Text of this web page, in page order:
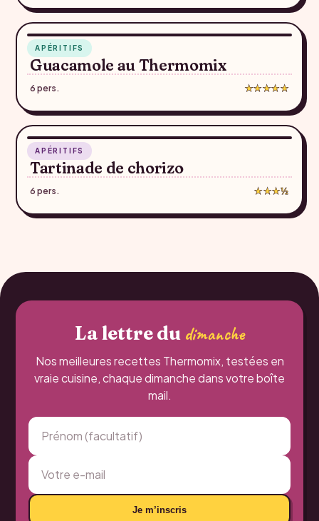
APÉRITIFS
Guacamole au Thermomix
6 pers. ★★★★★
APÉRITIFS
Tartinade de chorizo
6 pers. ★★★½
La lettre du dimanche
Nos meilleures recettes Thermomix, testées en
vraie cuisine, chaque dimanche dans votre boîte
mail.
Je m’inscris